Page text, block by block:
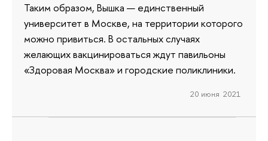
Таким образом, Вышка — единственный
университет в Москве, на территории которого
можно привиться. В остальных случаях
желающих вакцинироваться ждут павильоны
«Здоровая Москва» и городские поликлиники.
20 июня 2021